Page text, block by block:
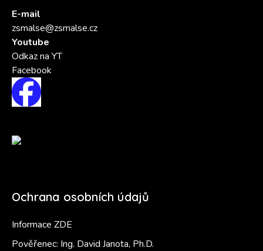
E-mail
zsmalse@zsmalse.cz
Youtube
Odkaz na YT
Facebook
Ochrana osobních údajů
Informace ZDE
Pověřenec: Ing. David Janota, Ph.D.